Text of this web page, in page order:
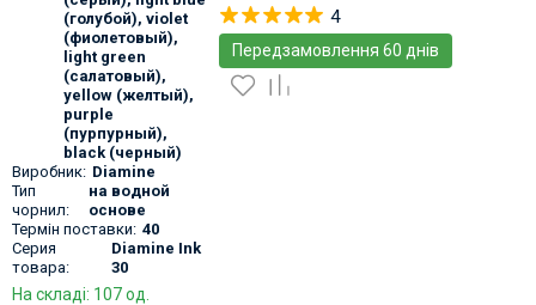
(голубой), violet
(фиолетовый),
light green
(салатовый),
yellow (желтый),
purple
(пурпурный),
black (черный)
Виробник: Diamine
Тип
чорнил:
на водной
основе
Термін поставки: 40
Серия
товара:
Diamine Ink
30
На складі: 107 од.
4
Передзамовлення 60 днів